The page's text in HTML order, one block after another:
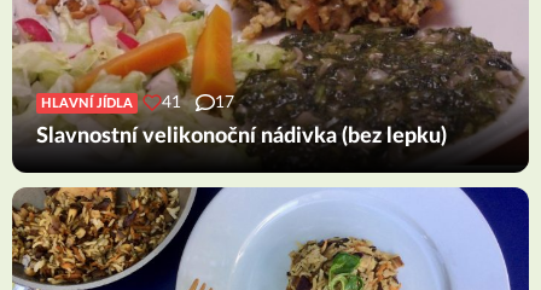
HLAVNÍ JÍDLA 41 17
Slavnostní velikonoční nádivka (bez lepku)